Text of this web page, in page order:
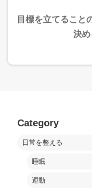
目標を立てること
決め
Category
日常を整える
睡眠
運動